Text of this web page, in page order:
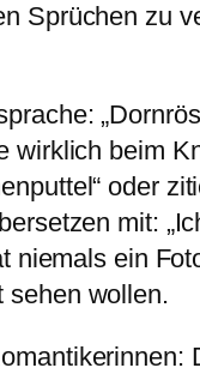
Sprüchen zu
wirklich beim
oder
mit:
niemals ein
sehen wollen.